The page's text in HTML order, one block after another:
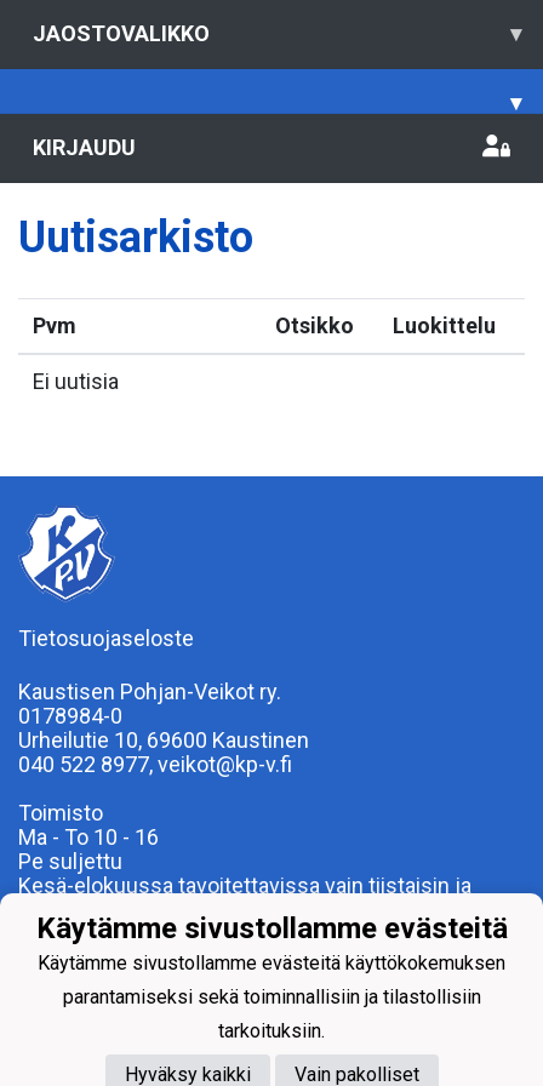
JAOSTOVALIKKO ▾
▾
KIRJAUDU
Uutisarkisto
Pvm Otsikko Luokittelu
Ei uutisia
Tietosuojaseloste
Kaustisen Pohjan-Veikot ry.
0178984-0
Urheilutie 10, 69600 Kaustinen
040 522 8977, veikot@kp-v.fi
Toimisto
Ma - To 10 - 16
Pe suljettu
Kesä-elokuussa tavoitettavissa vain tiistaisin ja
Powered by
Käytämme sivustollamme evästeitä
Käytämme sivustollamme evästeitä käyttökokemuksen
parantamiseksi sekä toiminnallisiin ja tilastollisiin
tarkoituksiin.
Hyväksy kaikki
Vain pakolliset